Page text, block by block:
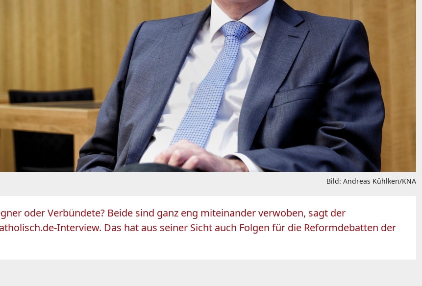
Bild: Andreas Kühlken/KNA
oder Verbündete? Beide sind ganz eng miteinander verwoben, sagt der
Interview. Das hat aus seiner Sicht auch Folgen für die Reformdebatten der